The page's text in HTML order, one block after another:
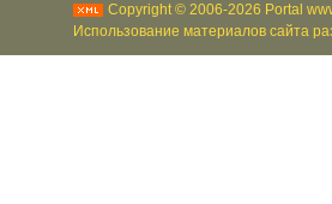
Copyright © 2006-2026 Portal
Использование материалов сайта